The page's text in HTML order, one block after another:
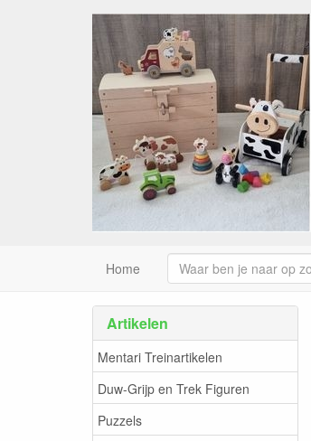
Home
Artikelen
Mentari Treinartikelen
Duw-Grijp en Trek Figuren
Puzzels